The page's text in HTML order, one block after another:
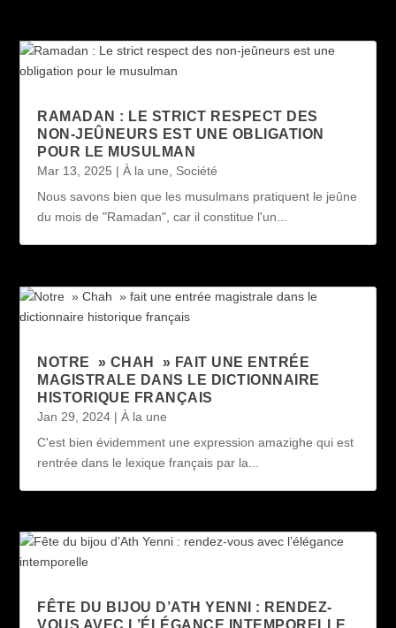
RAMADAN : LE STRICT RESPECT DES
NON-JEÛNEURS EST UNE OBLIGATION
POUR LE MUSULMAN
Mar 13, 2025 |À la une, Société
Nous savons bien que les musulmans pratiquent le jeûne
du mois de "Ramadan", car il constitue l'un...
NOTRE » CHAH » FAIT UNE ENTRÉE
MAGISTRALE DANS LE DICTIONNAIRE
HISTORIQUE FRANÇAIS
Jan 29, 2024 |À la une
C'est bien évidemment une expression amazighe qui est
rentrée dans le lexique français par la...
FÊTE DU BIJOU D’ATH YENNI : RENDEZ-
VOUS AVEC L’ÉLÉGANCE INTEMPORELLE